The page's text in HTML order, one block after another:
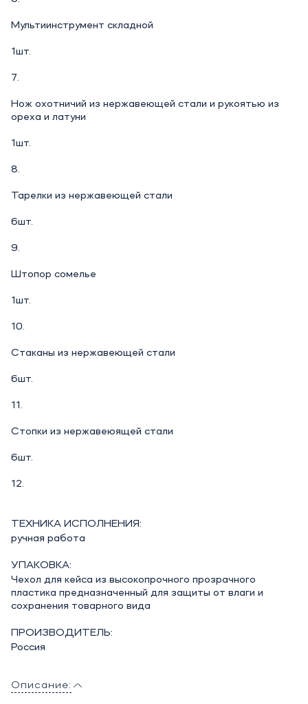
Мультиинструмент складной
1шт.
7.
Нож охотничий из нержавеющей стали и рукоятью из
ореха и латуни
1шт.
8.
Тарелки из нержавеющей стали
6шт.
9.
Штопор сомелье
1шт.
10.
Стаканы из нержавеющей стали
6шт.
11.
Cтопки из нержавеюящей стали
6шт.
12.
ТЕХНИКА ИСПОЛНЕНИЯ:
ручная работа
УПАКОВКА:
Чехол для кейса из высокопрочного прозрачного
пластика предназначенный для защиты от влаги и
сохранения товарного вида
ПРОИЗВОДИТЕЛЬ:
Россия
Описание: